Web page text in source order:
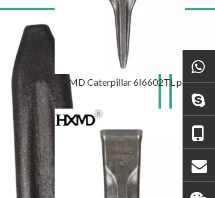
HXMD Caterpillar 6I6602TL pour E365 J600 J650 forgeant la dent de seau de tigre